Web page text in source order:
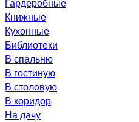
Книжные
Кухонные
Библиотеки
В спальню
В гостиную
В столовую
В коридор
На дачу